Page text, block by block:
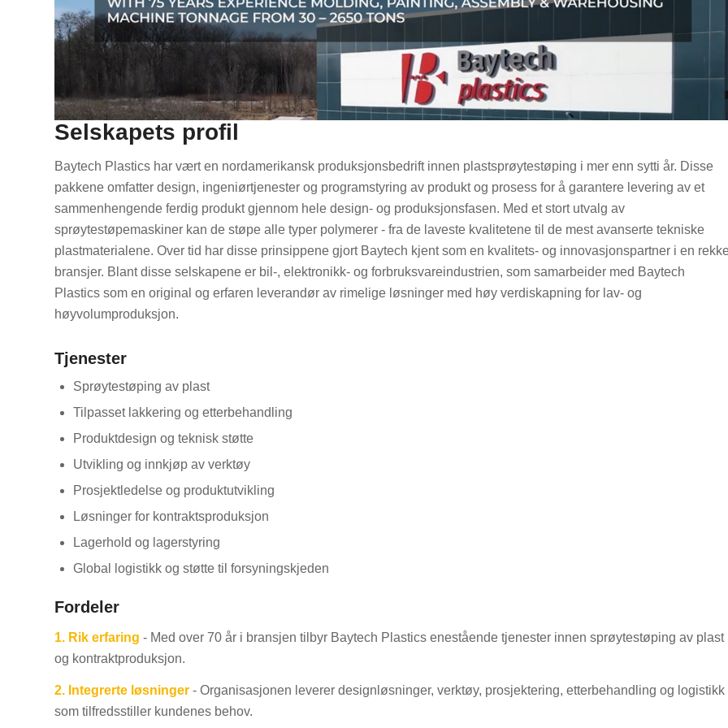
Selskapets profil
Baytech Plastics har vært en nordamerikansk produksjonsbedrift innen plastsprøytestøping i mer enn sytti år. Disse
pakkene omfatter design, ingeniørtjenester og programstyring av produkt og prosess for å garantere levering av et
sammenhengende ferdig produkt gjennom hele design- og produksjonsfasen. Med et stort utvalg av
sprøytestøpemaskiner kan de støpe alle typer polymerer - fra de laveste kvalitetene til de mest avanserte tekniske
plastmaterialene. Over tid har disse prinsippene gjort Baytech kjent som en kvalitets- og innovasjonspartner i en
bransjer. Blant disse selskapene er bil-, elektronikk- og forbruksvareindustrien, som samarbeider med Baytech
Plastics som en original og erfaren leverandør av rimelige løsninger med høy verdiskapning for lav- og
høyvolumproduksjon.
Tjenester
Sprøytestøping av plast
Tilpasset lakkering og etterbehandling
Produktdesign og teknisk støtte
Utvikling og innkjøp av verktøy
Prosjektledelse og produktutvikling
Løsninger for kontraktsproduksjon
Lagerhold og lagerstyring
Global logistikk og støtte til forsyningskjeden
Fordeler
1. Rik erfaring - Med over 70 år i bransjen tilbyr Baytech Plastics enestående tjenester innen sprøytestøping av plast
og kontraktproduksjon.
2. Integrerte løsninger - Organisasjonen leverer designløsninger, verktøy, prosjektering, etterbehandling og logistikk
som tilfredsstiller kundenes behov.